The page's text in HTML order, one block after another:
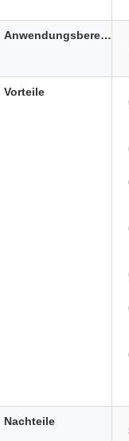
Anwendungsbereich
Vorteile
Nachteile